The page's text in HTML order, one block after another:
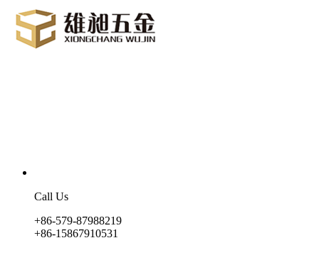
Call Us
+86-579-87988219
+86-15867910531